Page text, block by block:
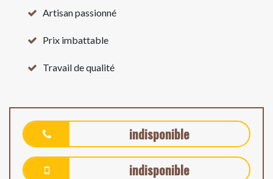
Artisan passionné
Prix imbattable
Travail de qualité
indisponible
indisponible